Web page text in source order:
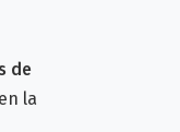
de
la